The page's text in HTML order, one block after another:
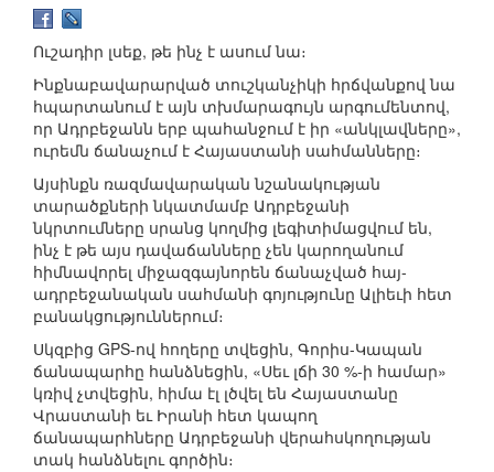
Ուշադիր լսեք, թե ինչ է ասում նա։
Ինքնաբավարարված տուշկանչիկի հրճվանքով նա
հպարտանում է այն տխմարագույն արգումենտով,
որ Ադրբեջանն երբ պահանջում է իր «անկլավները»,
ուրեմն ճանաչում է Հայաստանի սահմանները։
Այսինքն ռազմավարական նշանակության
տարածքների նկատմամբ Ադրբեջանի
նկրտումները սրանց կողմից լեգիտիմացվում են,
ինչ է թե այս դավաճանները չեն կարողանում
հիմնավորել միջազգայնորեն ճանաչված հայ-
ադրբեջանական սահմանի գոյությունը Ալիեւի հետ
բանակցություններում։
Սկզբից GPS-ով հողերը տվեցին, Գորիս-Կապան
ճանապարհը հանձնեցին, «Սեւ լճի 30 %-ի համար»
կռիվ չտվեցին, հիմա էլ լծվել են Հայաստանը
Վրաստանի եւ Իրանի հետ կապող
ճանապարհները Ադրբեջանի վերահսկողության
տակ հանձնելու գործին։